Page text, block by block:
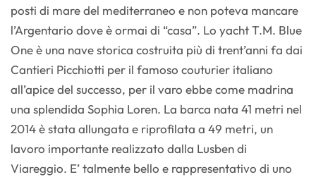
posti di mare del mediterraneo e non poteva mancare
l’Argentario dove è ormai di “casa”. Lo yacht T.M. Blue
One è una nave storica costruita più di trent’anni fa dai
Cantieri Picchiotti per il famoso couturier italiano
all’apice del successo, per il varo ebbe come madrina
una splendida Sophia Loren. La barca nata 41 metri nel
2014 è stata allungata e riprofilata a 49 metri, un
lavoro importante realizzato dalla Lusben di
Viareggio. E’ talmente bello e rappresentativo di uno